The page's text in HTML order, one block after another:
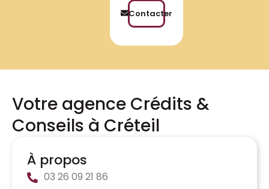
Contacter
Votre agence Crédits &
Conseils à Créteil
À propos
03 26 09 21 86